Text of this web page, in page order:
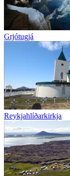
Grjótugjá
Reykjahlíðarkirkja